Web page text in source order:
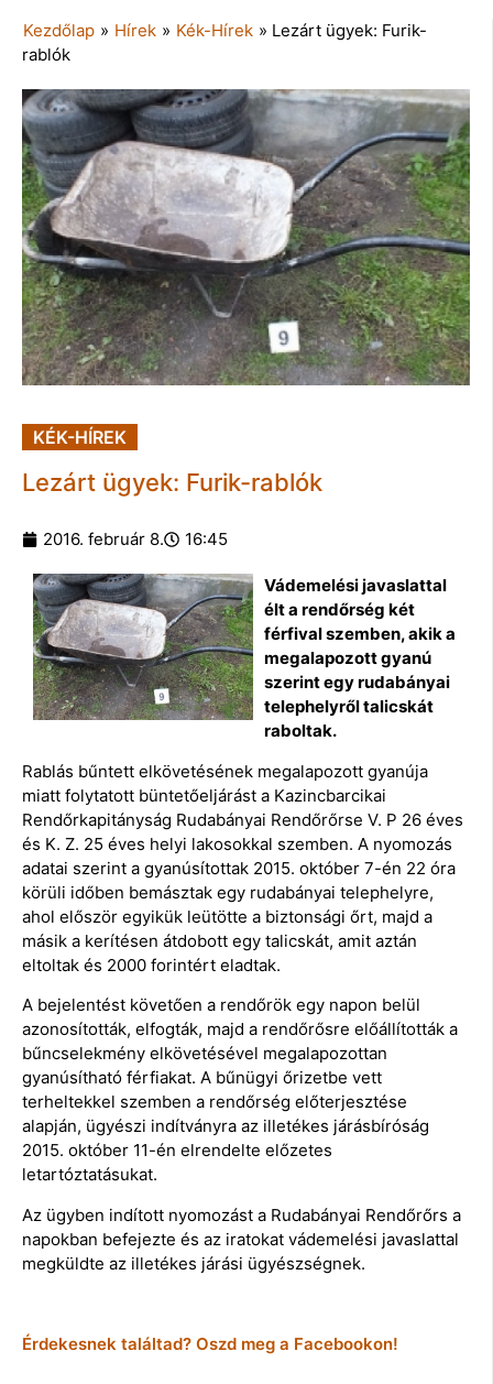
Kezdőlap » Hírek » Kék-Hírek » Lezárt ügyek: Furik-
rablók
KÉK-HÍREK
Lezárt ügyek: Furik-rablók
2016. február 8. 16:45
Vádemelési javaslattal
élt a rendőrség két
férfival szemben, akik a
megalapozott gyanú
szerint egy rudabányai
telephelyről talicskát
raboltak.
Rablás bűntett elkövetésének megalapozott gyanúja
miatt folytatott büntetőeljárást a Kazincbarcikai
Rendőrkapitányság Rudabányai Rendőrőrse V. P 26 éves
és K. Z. 25 éves helyi lakosokkal szemben. A nyomozás
adatai szerint a gyanúsítottak 2015. október 7-én 22 óra
körüli időben bemásztak egy rudabányai telephelyre,
ahol először egyikük leütötte a biztonsági őrt, majd a
másik a kerítésen átdobott egy talicskát, amit aztán
eltoltak és 2000 forintért eladtak.
A bejelentést követően a rendőrök egy napon belül
azonosították, elfogták, majd a rendőrősre előállították a
bűncselekmény elkövetésével megalapozottan
gyanúsítható férfiakat. A bűnügyi őrizetbe vett
terheltekkel szemben a rendőrség előterjesztése
alapján, ügyészi indítványra az illetékes járásbíróság
2015. október 11-én elrendelte előzetes
letartóztatásukat.
Az ügyben indított nyomozást a Rudabányai Rendőrőrs a
napokban befejezte és az iratokat vádemelési javaslattal
megküldte az illetékes járási ügyészségnek.
Érdekesnek találtad? Oszd meg a Facebookon!